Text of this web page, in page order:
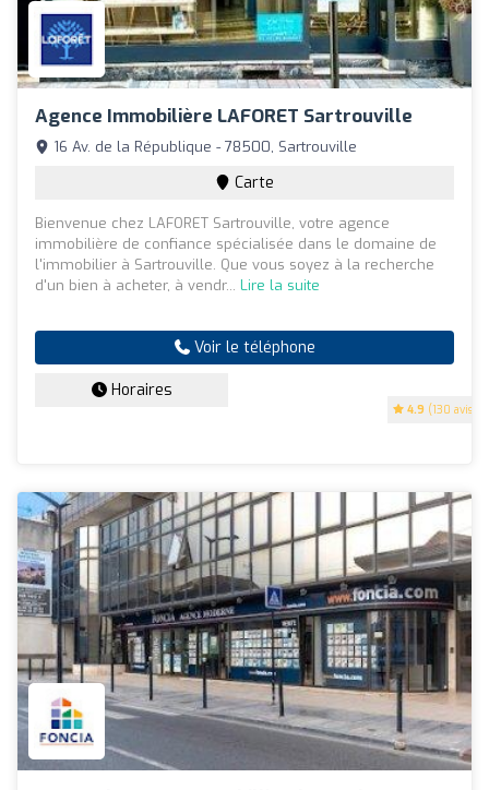
Agence Immobilière LAFORET Sartrouville
4.9 (130 avis)
16 Av. de la République - 78500, Sartrouville
Carte
Bienvenue chez LAFORET Sartrouville, votre agence
immobilière de confiance spécialisée dans le domaine de
l'immobilier à Sartrouville. Que vous soyez à la recherche
d'un bien à acheter, à vendr... Lire la suite
Voir le téléphone
Horaires